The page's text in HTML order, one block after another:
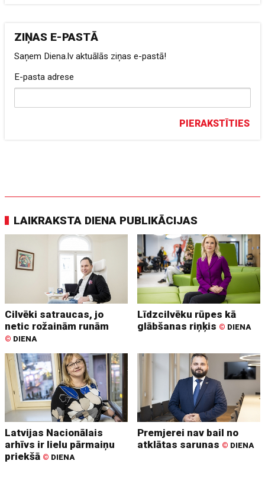
ZIŅAS E-PASTĀ
Saņem Diena.lv aktuālās ziņas e-pastā!
E-pasta adrese
PIERAKSTĪTIES
LAIKRAKSTA DIENA PUBLIKĀCIJAS
Cilvēki satraucas, jo
netic rožainām runām
© DIENA
Līdzcilvēku rūpes kā
glābšanas riņķis © DIENA
Latvijas Nacionālais
arhīvs ir lielu pārmaiņu
priekšā © DIENA
Premjerei nav bail no
atklātas sarunas © DIENA